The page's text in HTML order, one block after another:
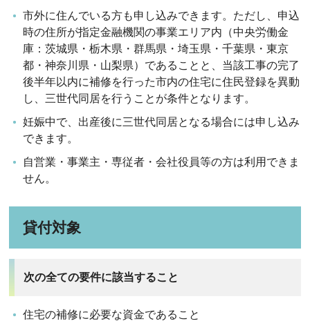
市外に住んでいる方も申し込みできます。ただし、申込
時の住所が指定金融機関の事業エリア内（中央労働金
庫：茨城県・栃木県・群馬県・埼玉県・千葉県・東京
都・神奈川県・山梨県）であることと、当該工事の完了
後半年以内に補修を行った市内の住宅に住民登録を異動
し、三世代同居を行うことが条件となります。
妊娠中で、出産後に三世代同居となる場合には申し込み
できます。
自営業・事業主・専従者・会社役員等の方は利用できま
せん。
貸付対象
次の全ての要件に該当すること
住宅の補修に必要な資金であること